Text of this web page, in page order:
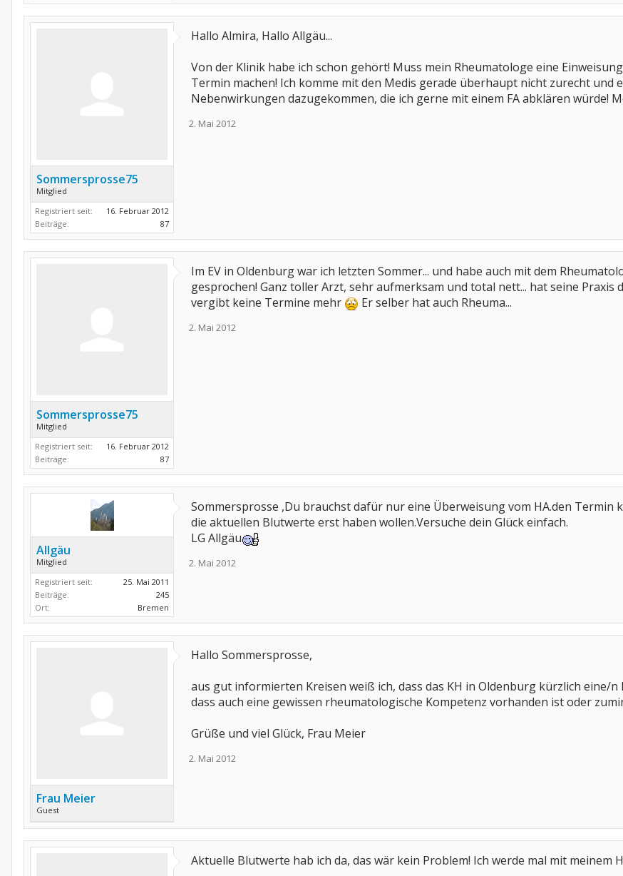
Sommersprosse75
Mitglied
Registriert seit:
16. Februar 2012
Beiträge:
87
Hallo Almira, Hallo Allgäu...
Von der Klinik habe ich schon gehört! Muss mein Rheumatologe eine
Termin machen! Ich komme mit den Medis gerade überhaupt nicht zurecht und
Nebenwirkungen dazugekommen, die ich gerne mit einem FA abklären würde!
2. Mai 2012
Sommersprosse75
Mitglied
Registriert seit:
16. Februar 2012
Beiträge:
87
Im EV in Oldenburg war ich letzten Sommer... und habe auch mit dem
gesprochen! Ganz toller Arzt, sehr aufmerksam und total nett... hat seine
vergibt keine Termine mehr
Er selber hat auch Rheuma...
2. Mai 2012
Allgäu
Mitglied
Registriert seit:
25. Mai 2011
Beiträge:
245
Ort:
Bremen
Sommersprosse ,Du brauchst dafür nur eine Überweisung vom HA.den Termin
die aktuellen Blutwerte erst haben wollen.Versuche dein Glück einfach.
LG Allgäu
2. Mai 2012
Frau Meier
Guest
Hallo Sommersprosse,
aus gut informierten Kreisen weiß ich, dass das KH in Oldenburg kürzlich eine/
dass auch eine gewissen rheumatologische Kompetenz vorhanden ist oder
Grüße und viel Glück, Frau Meier
2. Mai 2012
Aktuelle Blutwerte hab ich da, das wär kein Problem! Ich werde mal mit meinem